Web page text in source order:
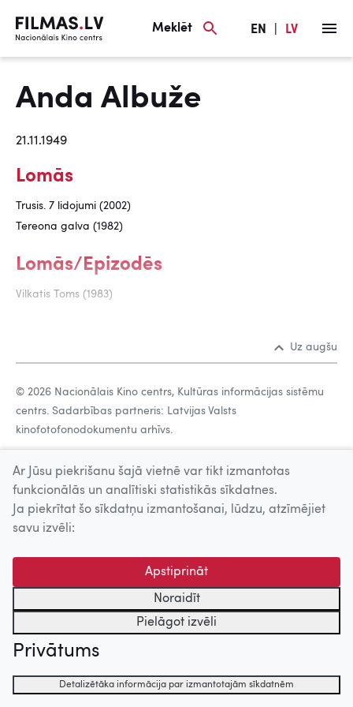
Meklēt EN LV
Anda Albuže
21.11.1949
Lomās
Trusis. 7 lidojumi (2002)
Tereona galva (1982)
Lomās/Epizodēs
Vilkatis Toms (1983)
Uz augšu
© 2026 Nacionālais Kino centrs, Kultūras informācijas sistēmu
centrs. Sadarbības partneris: Latvijas Valsts
kinofotofonodokumentu arhīvs.
Ar Jūsu piekrišanu šajā vietnē var tikt izmantotas
funkcionālās un analītiski statistikās sīkdatnes.
Ja piekrītat šo sīkdatņu izmantošanai, lūdzu, atzīmējiet
savu izvēli:
Apstiprināt
Noraidīt
Pielāgot izvēli
Privātums
Detalizētāka informācija par izmantotajām sīkdatnēm